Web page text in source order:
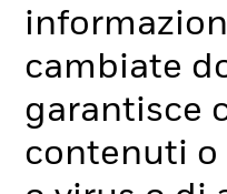
cambiate
garantisce
contenuti o